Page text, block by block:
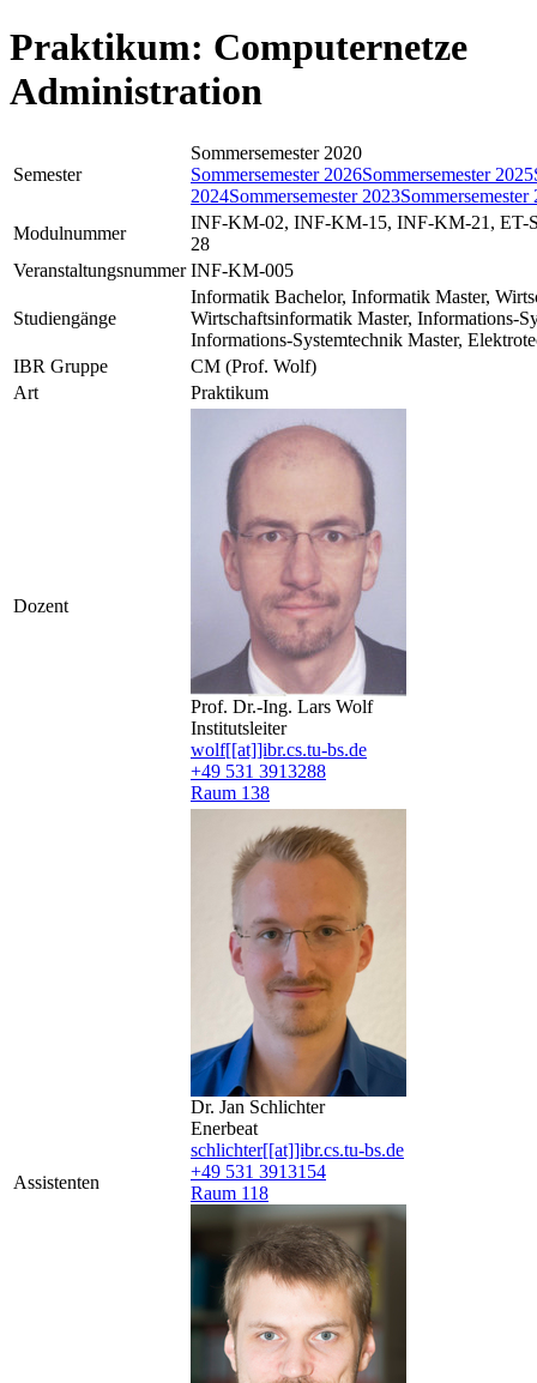
Praktikum: Computernetze
Administration
Semester
Sommersemester 2020
Sommersemester 2026Sommersemester 2025
2024Sommersemester 2023Sommersemester
Modulnummer
INF-KM-02, INF-KM-15, INF-KM-21, ET-
28
Veranstaltungsnummer INF-KM-005
Studiengänge
Informatik Bachelor, Informatik Master,
Wirtschaftsinformatik Master, Informations-
Informations-Systemtechnik Master,
IBR Gruppe
CM (Prof. Wolf)
Art
Praktikum
Dozent
Prof. Dr.-Ing. Lars Wolf
Institutsleiter
wolf[[at]]ibr.cs.tu-bs.de
+49 531 3913288
Raum 138
Assistenten
Dr. Jan Schlichter
Enerbeat
schlichter[[at]]ibr.cs.tu-bs.de
+49 531 3913154
Raum 118